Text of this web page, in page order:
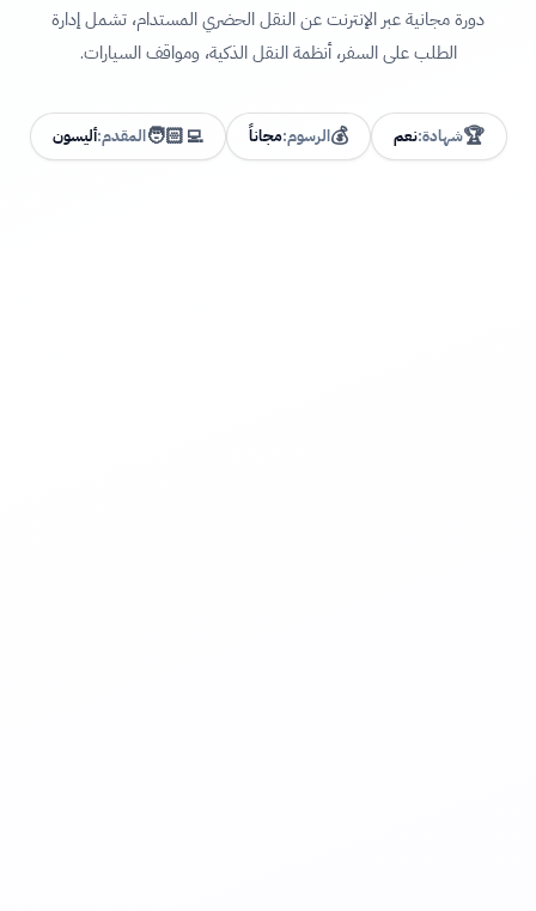
دورة مجانية عبر الإنترنت عن النقل الحضري المستدام، تشمل إدارة
الطلب على السفر، أنظمة النقل الذكية، ومواقف السيارات.
🏆شهادة:نعم 💰الرسوم:مجاناً 🧑🏻‍💻المقدم:أليسون